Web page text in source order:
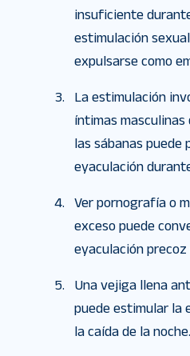
insuficiente
estimulación
expulsarse como
La estimulación
íntimas
las sábanas puede
eyaculación
Ver pornografía o
exceso puede
eyaculación precoz
Una vejiga llena
puede estimular la
la caída de la noche.